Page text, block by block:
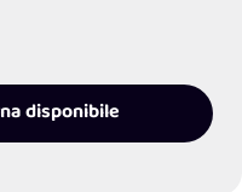
disponibile